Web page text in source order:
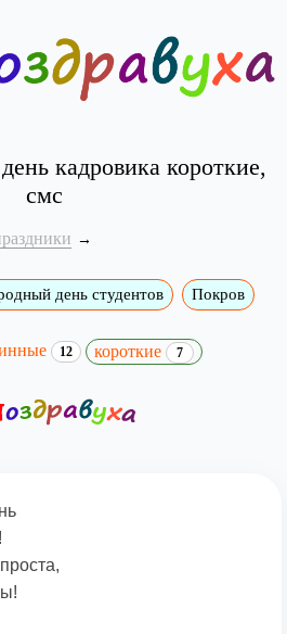
кадровика короткие,
смс
день студентов Покров
12 короткие 7